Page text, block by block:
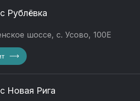
Рублёвка
шоссе, с. Усово, 100Е
Новая Рига